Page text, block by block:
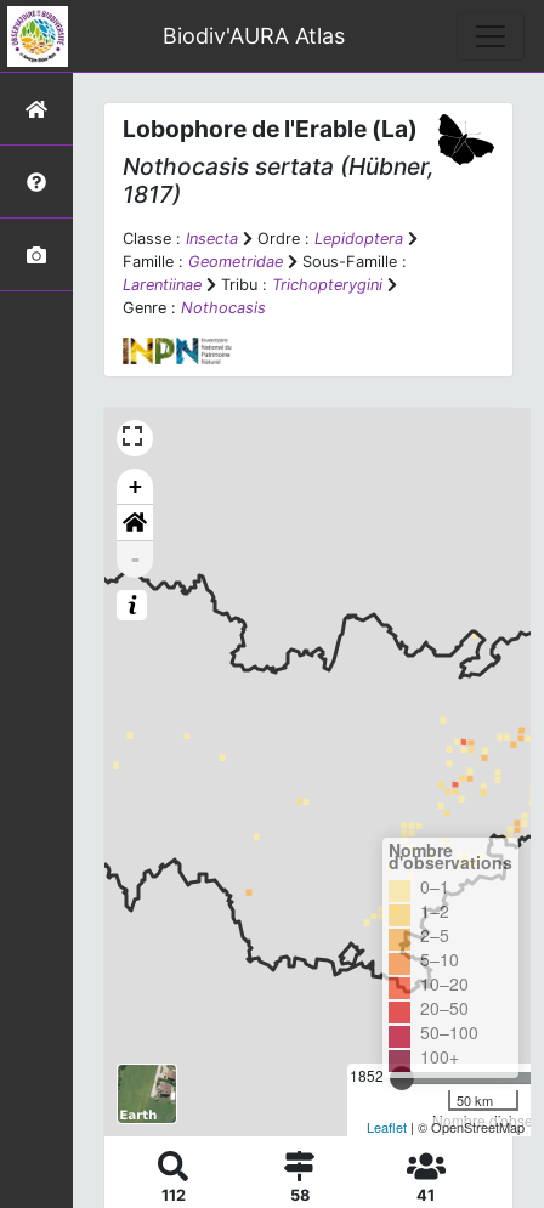
Biodiv'AURA Atlas
Lobophore de l'Erable (La)
Nothocasis sertata (Hübner,
1817)
Classe : Insecta Ordre : Lepidoptera
Famille : Geometridae
Sous-Famille :
Larentiinae
Tribu : Trichopterygini
Genre : Nothocasis
+
-
1852
Nombre
Nombre
d'observations
0–1
1–2
2–5
5–10
10–20
20–50
50–100
100+
50 km
Leaflet | © OpenStreetMap
112 58 41